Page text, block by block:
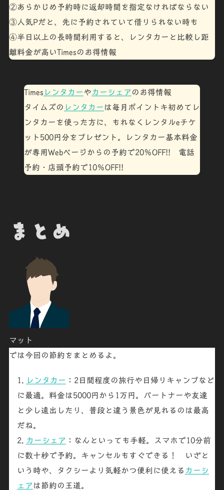
②あらかじめ予約時に返却時間を指定なければならない
③人気Pだと、先に予約されていて借りられない時も
④半日以上の長時間利用すると、レンタカーと比較し距
離料金が高いTimesのお得情報
Times レンタカーやカー シェア のお得情報
タイムズの レンタカー は毎月ポイントキ初めてレ
ンタカーを使った方に、もれなくレンタルeチケ
ット 500円分をプレゼント 。
レンタカー基本料金
が専用Webページからの予約で20％OFF!!
電話
予約・店頭予約で10％OFF!!
まとめ
マット
では今回の節約をまとめるよ。
レンタカー ：2日間程度の旅行や日帰りキャンプなど
に最適。料金は5000円から1万円。パートナーや友達
と少し遠出したり、普段と違う景色が見れるのは最高
だね。
カーシェア ：なんといっても手軽。スマホで10分前
に数十秒で予約。キャンセルもすぐできる！ いざと
いう時や、タクシーより気軽かつ便利に使える カーシ
ェア は節約の王道。